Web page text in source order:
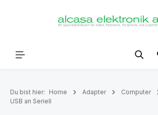
Du bist hier: Home Adapter Computer
USB an Seriell